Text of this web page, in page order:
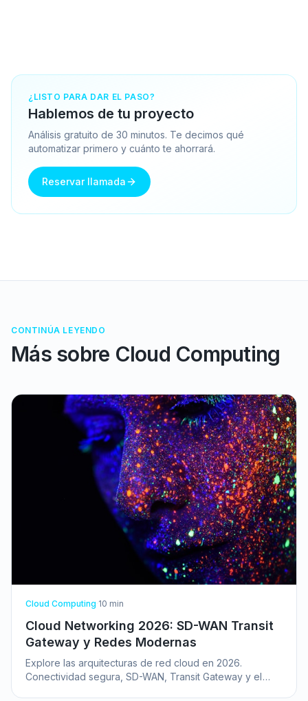
¿LISTO PARA DAR EL PASO?
Hablemos de tu proyecto
Análisis gratuito de 30 minutos. Te decimos qué
automatizar primero y cuánto te ahorrará.
Reservar llamada
CONTINÚA LEYENDO
Más sobre Cloud Computing
Cloud Computing 10 min
Cloud Networking 2026: SD-WAN Transit
Gateway y Redes Modernas
Explore las arquitecturas de red cloud en 2026.
Conectividad segura, SD-WAN, Transit Gateway y el